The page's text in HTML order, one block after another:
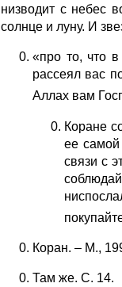
низводит с небес
солнце и луну. И
«про то, что
рассеял вас
Аллах вам
Коране
ее
связи с
Коран. – М.,
Там же. С. 14.